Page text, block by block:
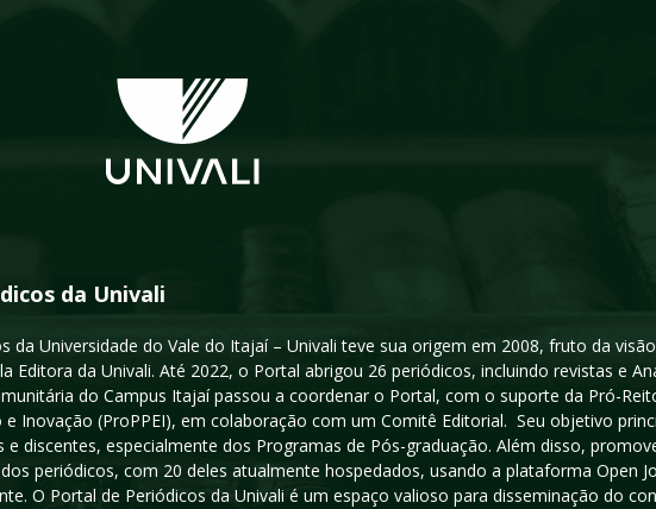
da Univali
da Universidade do Vale do Itajaí – Univali teve sua origem em 2008, fruto da
Editora da Univali. Até 2022, o Portal abrigou 26 periódicos, incluindo revistas e
do Campus Itajaí passou a coordenar o Portal, com o suporte da Pró-
e Inovação (ProPPEI), em colaboração com um Comitê Editorial. Seu objetivo
e discentes, especialmente dos Programas de Pós-graduação. Além disso,
periódicos, com 20 deles atualmente hospedados, usando a plataforma Open
O Portal de Periódicos da Univali é um espaço valioso para disseminação do